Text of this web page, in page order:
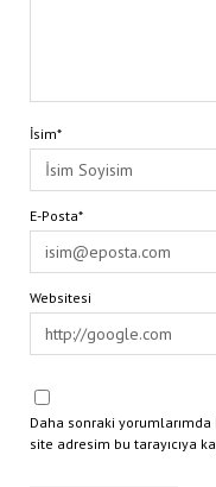
İsim*
E-Posta*
Websitesi
Daha sonraki
site adresim bu tarayıcıya